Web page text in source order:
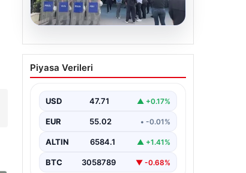
05.08.2026
Avcılar Belediyesi’ne
operasyon. 12 şüpheli
Piyasa Verileri
USD 47.71 ▲ +0.17%
EUR 55.02 • -0.01%
ALTIN 6584.1 ▲ +1.41%
BTC 3058789 ▼ -0.68%